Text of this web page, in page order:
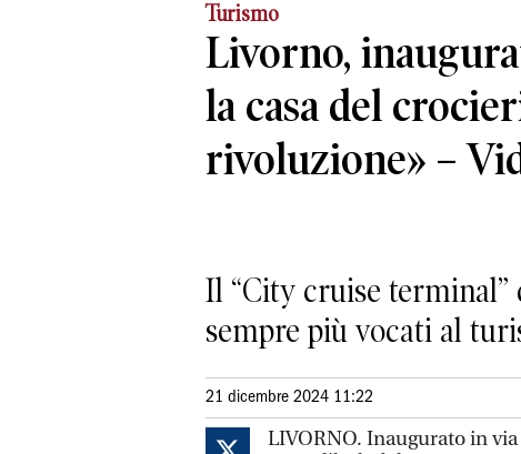
Turismo
Livorno,
la casa del
rivoluzione» –
Il “City cruise terminal”
sempre più vocati al
21 dicembre 2024 11:22
LIVORNO. Inaugurato in